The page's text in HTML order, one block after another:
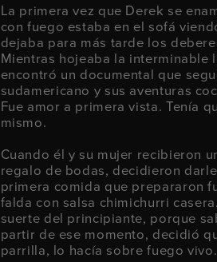
La primera vez que Derek se
con fuego estaba en el sofá
dejaba para más tarde los
Mientras hojeaba la interminable
encontró un documental que
sudamericano y sus aventuras
Fue amor a primera vista. Tenía
mismo.
Cuando él y su mujer recibieron
regalo de bodas, decidieron
primera comida que prepararon
falda con salsa chimichurri
suerte del principiante, porque
partir de ese momento, decidió
parrilla, lo hacía sobre fuego vivo.